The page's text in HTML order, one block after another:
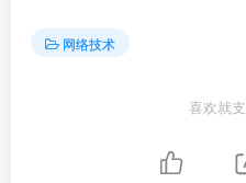
网络技术
喜欢就